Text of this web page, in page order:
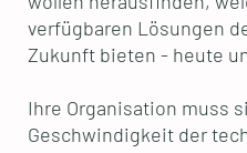
verfügbaren Lösungen
Zukunft bieten - heute
Ihre Organisation muss
Geschwindigkeit der